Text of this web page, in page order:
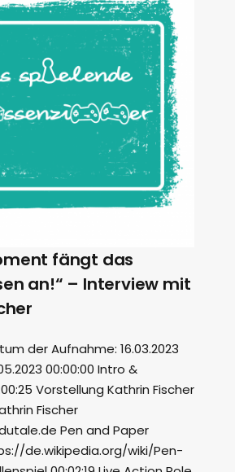
fängt das
an!“ – Interview mit
der Aufnahme: 16.03.2023
00:00:00 Intro &
Vorstellung Kathrin Fischer
Fischer
Pen and Paper
de.wikipedia.org/wiki/Pen-